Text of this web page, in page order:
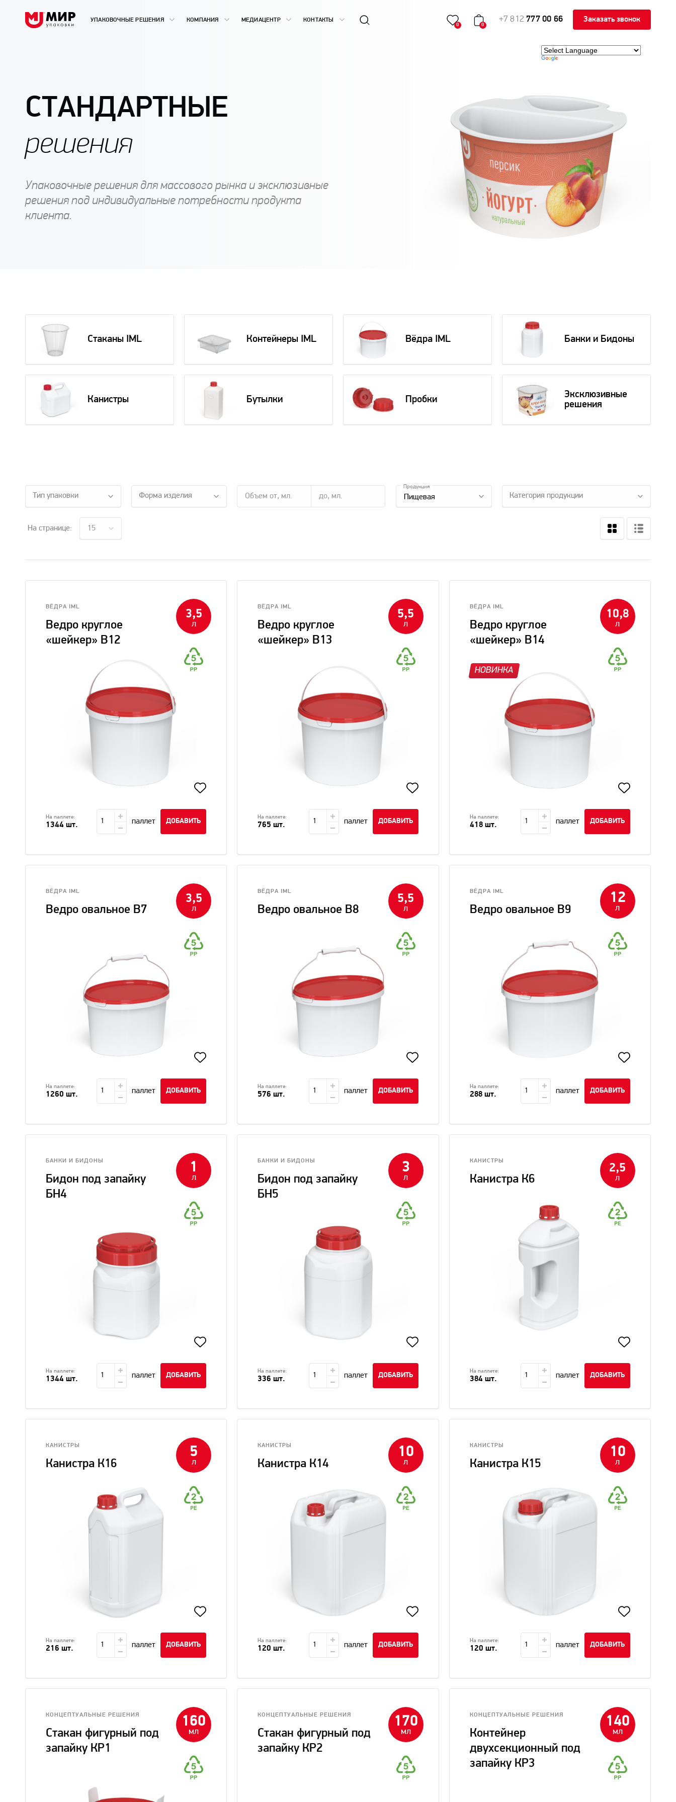
УПАКОВОЧНЫЕ РЕШЕНИЯ КОМПАНИЯ МЕДИАЦЕНТР КОНТАКТЫ
0 0
+7 812 777 00 66 Заказать звонок
СТАНДАРТНЫЕ
решения
Упаковочные решения для массового рынка и эксклюзивные
решения под индивидуальные потребности продукта
клиента.
Стаканы IML Контейнеры IML Вёдра IML Банки и Бидоны
Канистры Бутылки Пробки
Эксклюзивные
решения
Тип упаковки Форма изделия Пищевая
Продукция
Категория продукции
На странице: 15
3,5
л
ВЁДРА IML
Ведро круглое
«шейкер» В12
На паллете:
1344 шт. паллет ДОБАВИТЬ
5,5
л
ВЁДРА IML
Ведро круглое
«шейкер» В13
На паллете:
765 шт. паллет ДОБАВИТЬ
10,8
л
ВЁДРА IML
Ведро круглое
«шейкер» В14
НОВИНКА
На паллете:
418 шт. паллет ДОБАВИТЬ
3,5
л
ВЁДРА IML
Ведро овальное В7
На паллете:
1260 шт. паллет ДОБАВИТЬ
5,5
л
ВЁДРА IML
Ведро овальное В8
На паллете:
576 шт. паллет ДОБАВИТЬ
12
л
ВЁДРА IML
Ведро овальное В9
На паллете:
288 шт. паллет ДОБАВИТЬ
1
л
БАНКИ И БИДОНЫ
Бидон под запайку
БН4
На паллете:
1344 шт. паллет ДОБАВИТЬ
3
л
БАНКИ И БИДОНЫ
Бидон под запайку
БН5
На паллете:
336 шт. паллет ДОБАВИТЬ
2,5
л
КАНИСТРЫ
Канистра К6
На паллете:
384 шт. паллет ДОБАВИТЬ
5
л
КАНИСТРЫ
Канистра К16
На паллете:
216 шт. паллет ДОБАВИТЬ
10
л
КАНИСТРЫ
Канистра К14
На паллете:
120 шт. паллет ДОБАВИТЬ
10
л
КАНИСТРЫ
Канистра К15
На паллете:
120 шт. паллет ДОБАВИТЬ
160
мл
КОНЦЕПТУАЛЬНЫЕ РЕШЕНИЯ
Стакан фигурный под
запайку КР1
170
мл
КОНЦЕПТУАЛЬНЫЕ РЕШЕНИЯ
Стакан фигурный под
запайку КР2
140
мл
КОНЦЕПТУАЛЬНЫЕ РЕШЕНИЯ
Контейнер
двухсекционный под
запайку КР3